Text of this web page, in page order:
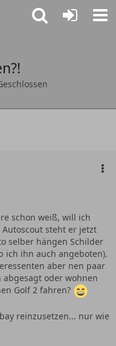
schon weiß, will ich
steht er jetzt
selber hängen Schilder
ich ihn auch angeboten).
aber nen paar
oder wohnen
Golf 2 fahren?
reinzusetzen... nur wie